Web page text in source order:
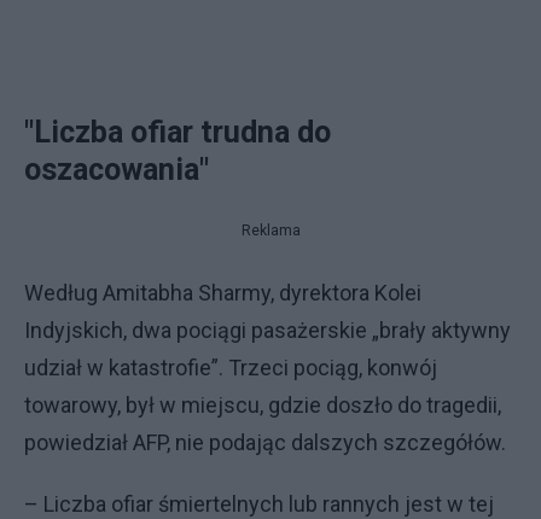
"Liczba ofiar trudna do
oszacowania"
Reklama
Według Amitabha Sharmy, dyrektora Kolei
Indyjskich, dwa pociągi pasażerskie „brały aktywny
udział w katastrofie”. Trzeci pociąg, konwój
towarowy, był w miejscu, gdzie doszło do tragedii,
powiedział AFP, nie podając dalszych szczegółów.
– Liczba ofiar śmiertelnych lub rannych jest w tej